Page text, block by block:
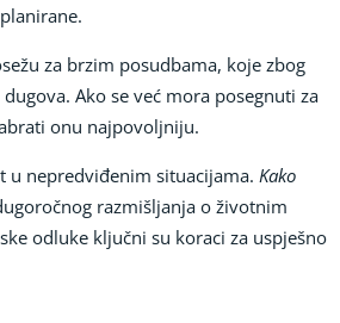
za brzim posudbama, koje zbog
Ako se već mora posegnuti za
onu najpovoljniju.
u nepredviđenim situacijama. Kako
razmišljanja o životnim
odluke ključni su koraci za uspješno